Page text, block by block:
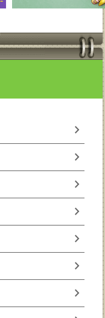
chevron_right
chevron_right
chevron_right
chevron_right
chevron_right
chevron_right
chevron_right